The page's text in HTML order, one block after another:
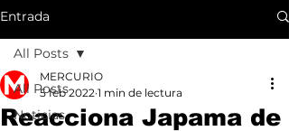
Entrada
All Posts
Noticias
All Posts
Reacciona Japama de
MERCURIO
5 feb 2022 1 min de lectura